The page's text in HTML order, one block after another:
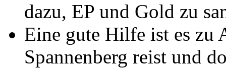
dazu, EP und Gold zu
Eine gute Hilfe ist es zu
Spannenberg reist und